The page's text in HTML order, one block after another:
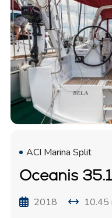
ACI Marina Split
Oceanis
2018 10.45